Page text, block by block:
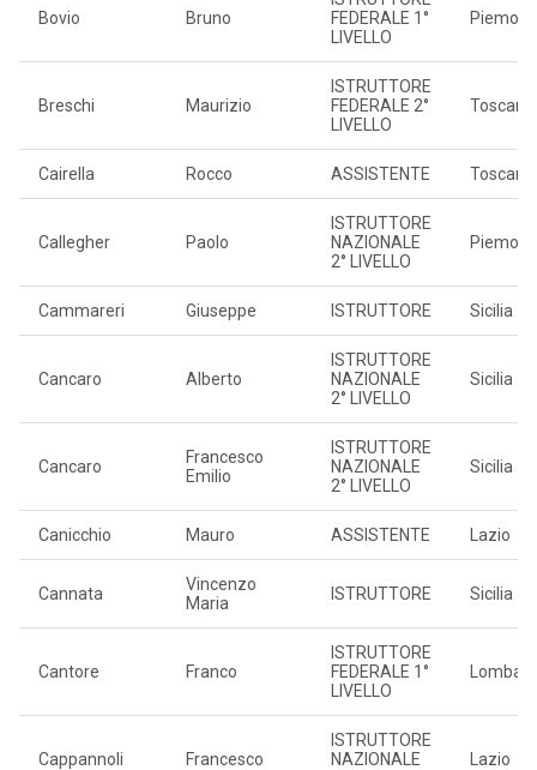
Bovio Bruno
FEDERALE 1°
LIVELLO
Breschi Maurizio
ISTRUTTORE
FEDERALE 2°
LIVELLO
Toscana
Cairella Rocco ASSISTENTE Toscana
Callegher Paolo
ISTRUTTORE
NAZIONALE
2° LIVELLO
Cammareri Giuseppe ISTRUTTORE Sicilia
Cancaro Alberto
ISTRUTTORE
NAZIONALE
2° LIVELLO
Sicilia
Cancaro
Francesco
Emilio
ISTRUTTORE
NAZIONALE
2° LIVELLO
Sicilia
Canicchio Mauro ASSISTENTE Lazio
Cannata
Vincenzo
Maria
ISTRUTTORE Sicilia
Cantore Franco
ISTRUTTORE
FEDERALE 1°
LIVELLO
Cappannoli Francesco
ISTRUTTORE
NAZIONALE
Lazio